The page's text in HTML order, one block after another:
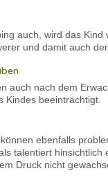
auch, wird das
und damit auch
auch nach dem
Kindes beeinträchtigt.
ebenfalls
talentiert
Druck nicht